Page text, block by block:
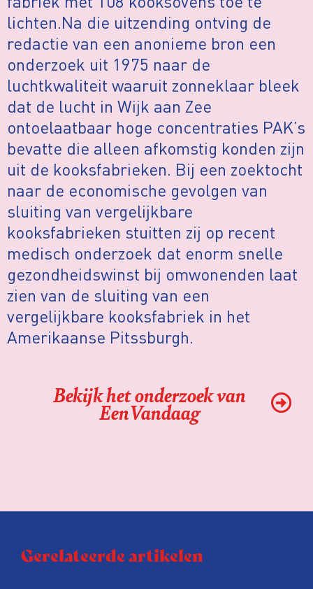
lichten.Na die uitzending ontving de
redactie van een anonieme bron een
onderzoek uit 1975 naar de
luchtkwaliteit waaruit zonneklaar bleek
dat de lucht in Wijk aan Zee
ontoelaatbaar hoge concentraties PAK’s
bevatte die alleen afkomstig konden zijn
uit de kooksfabrieken. Bij een zoektocht
naar de economische gevolgen van
sluiting van vergelijkbare
kooksfabrieken stuitten zij op recent
medisch onderzoek dat enorm snelle
gezondheidswinst bij omwonenden laat
zien van de sluiting van een
vergelijkbare kooksfabriek in het
Amerikaanse Pitssburgh.
Bekijk het onderzoek van
EenVandaag
Gerelateerde artikelen